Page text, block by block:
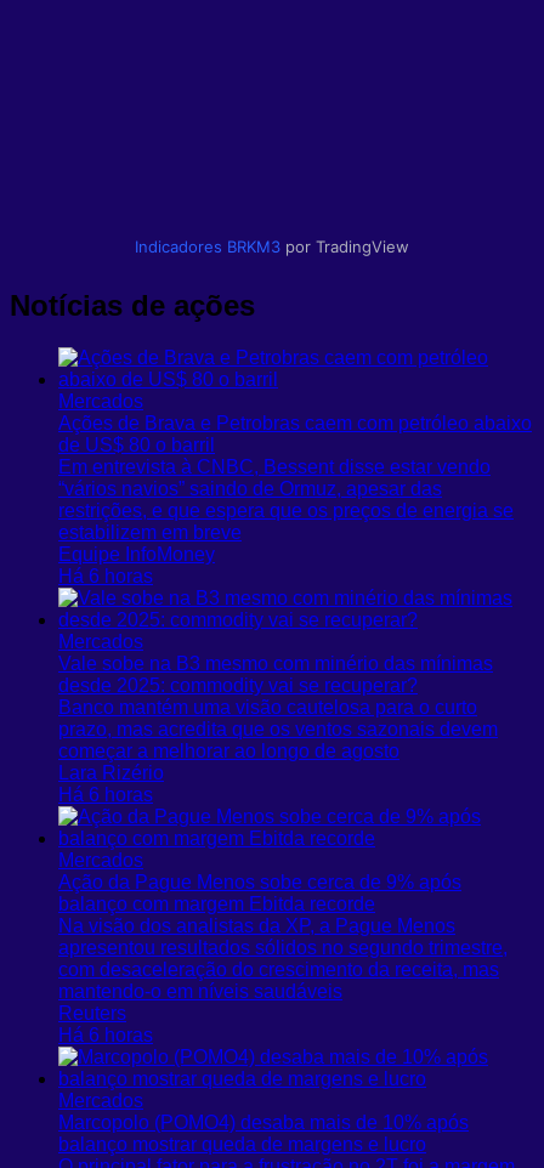
Indicadores BRKM3 por TradingView
Notícias de ações
Mercados
Ações de Brava e Petrobras caem com petróleo abaixo
de US$ 80 o barril
Em entrevista à CNBC, Bessent disse estar vendo
“vários navios” saindo de Ormuz, apesar das
restrições, e que espera que os preços de energia se
estabilizem em breve
Equipe InfoMoney
Há 6 horas
Mercados
Vale sobe na B3 mesmo com minério das mínimas
desde 2025: commodity vai se recuperar?
Banco mantém uma visão cautelosa para o curto
prazo, mas acredita que os ventos sazonais devem
começar a melhorar ao longo de agosto
Lara Rizério
Há 6 horas
Mercados
Ação da Pague Menos sobe cerca de 9% após
balanço com margem Ebitda recorde
Na visão dos analistas da XP, a Pague Menos
apresentou resultados sólidos no segundo ‌trimestre,
com desaceleração do ​crescimento da receita, mas
mantendo-o em níveis saudáveis
Reuters
Há 6 horas
Mercados
Marcopolo (POMO4) desaba mais de 10% após
balanço mostrar queda de margens e lucro